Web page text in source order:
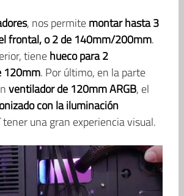
, nos permitemontar hasta 3
frontal, o 2 de 140mm/200mm.
tienehueco para 2
120mm. Por último, en la parte
ventilador de 120mm ARGB, el
con la iluminación
tener una gran experiencia visual.